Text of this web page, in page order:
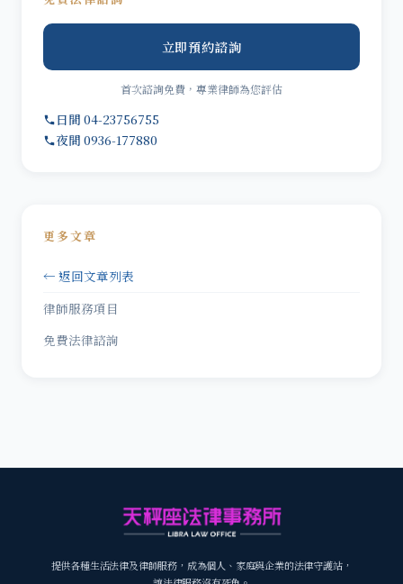
立即預約諮詢
首次諮詢免費，專業律師為您評估
日間 04-23756755
夜間 0936-177880
更多文章
← 返回文章列表
律師服務項目
免費法律諮詢
提供各種生活法律及律師服務，成為個人、家庭與企業的法律守護站，